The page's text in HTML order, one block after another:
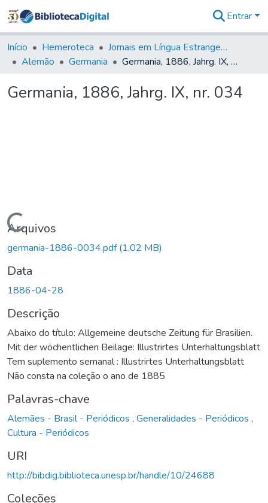
&
Coleções
Tudo na
Digital
Entrar
Início Hemeroteca
Jornais em Língua Estrangeira
Alemão
Germania Germania, 1886, Jahrg. IX, nr. 034
Germania, 1886, Jahrg. IX, nr. 034
Carregando...
Arquivos
germania-1886-0034.pdf(1,02 MB)
Data
1886-04-28
Descrição
Abaixo do título: Allgemeine deutsche Zeitung für Brasilien.
Mit der wöchentlichen Beilage: Illustrirtes Unterhaltungsblatt
Tem suplemento semanal : Illustrirtes Unterhaltungsblatt
Não consta na coleção o ano de 1885
Palavras-chave
Alemães - Brasil - Periódicos , Generalidades - Periódicos ,
Cultura - Periódicos
URI
http://bibdig.biblioteca.unesp.br/handle/10/24688
Coleções